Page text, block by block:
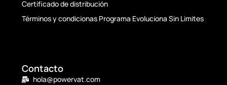
Certificado de distribución
Términos y condicionas Programa Evoluciona Sin Limites
Contacto
hola@powervat.com